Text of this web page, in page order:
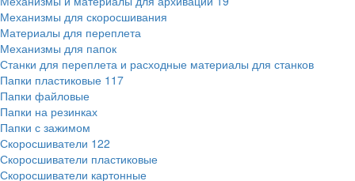
Механизмы для скоросшивания
Материалы для переплета
Механизмы для папок
Станки для переплета и расходные материалы для станков
Папки пластиковые 117
Папки файловые
Папки на резинках
Папки с зажимом
Скоросшиватели 122
Скоросшиватели пластиковые
Скоросшиватели картонные